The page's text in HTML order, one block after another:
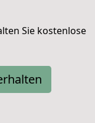
Sie kostenlose